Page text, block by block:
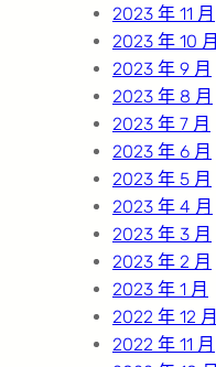
2023 年 11 月
2023 年 10 月
2023 年 9 月
2023 年 8 月
2023 年 7 月
2023 年 6 月
2023 年 5 月
2023 年 4 月
2023 年 3 月
2023 年 2 月
2023 年 1 月
2022 年 12 月
2022 年 11 月